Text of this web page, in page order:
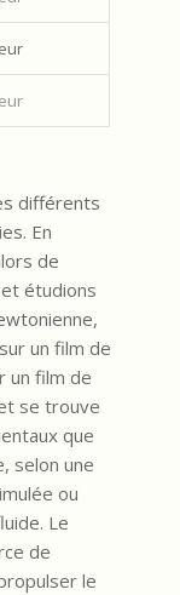
différents
En
de
étudions
un film de
un film de
se trouve
que
selon une
ou
Le
de
le